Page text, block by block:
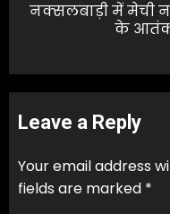
Next
नक्सलबाड़ी में मेची
के आतंक
Leave a Reply
Your email address
fields are marked *